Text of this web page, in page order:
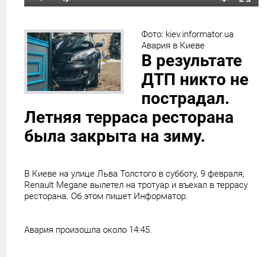
Фото: kiev.informator.ua
Авария в Киеве
В результате
ДТП никто не
пострадал.
Летняя терраса ресторана
была закрыта на зиму.
В Киеве на улице Льва Толстого в субботу, 9 февраля,
Renault Megane вылетел на тротуар и въехал в террасу
ресторана. Об этом пишет Информатор.
Авария произошла около 14:45.